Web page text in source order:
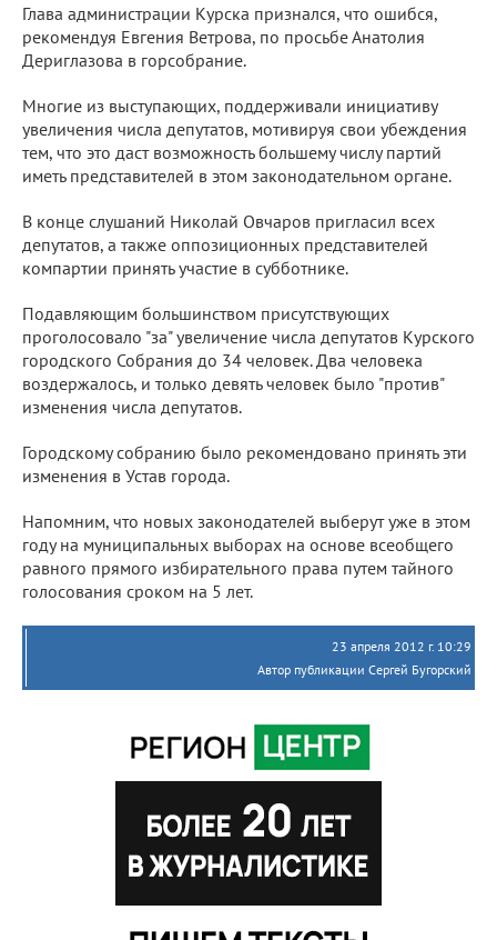
Глава администрации Курска признался, что ошибся,
рекомендуя Евгения Ветрова, по просьбе Анатолия
Дериглазова в горсобрание.
Многие из выступающих, поддерживали инициативу
увеличения числа депутатов, мотивируя свои убеждения
тем, что это даст возможность большему числу партий
иметь представителей в этом законодательном органе.
В конце слушаний Николай Овчаров пригласил всех
депутатов, а также оппозиционных представителей
компартии принять участие в субботнике.
Подавляющим большинством присутствующих
проголосовало "за" увеличение числа депутатов Курского
городского Собрания до 34 человек. Два человека
воздержалось, и только девять человек было "против"
изменения числа депутатов.
Городскому собранию было рекомендовано принять эти
изменения в Устав города.
Напомним, что новых законодателей выберут уже в этом
году на муниципальных выборах на основе всеобщего
равного прямого избирательного права путем тайного
голосования сроком на 5 лет.
23 апреля 2012 г. 10:29
Автор публикации Сергей Бугорский